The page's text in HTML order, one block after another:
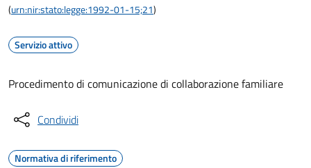
(urn:nir:stato:legge:1992-01-15;21)
Servizio attivo
Procedimento di comunicazione di collaborazione familiare
Condividi
Normativa di riferimento